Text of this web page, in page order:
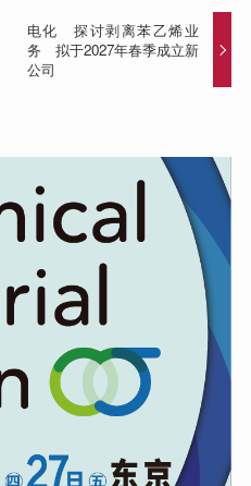
电化 探讨剥离苯乙烯业
务 拟于2027年春季成立新
公司